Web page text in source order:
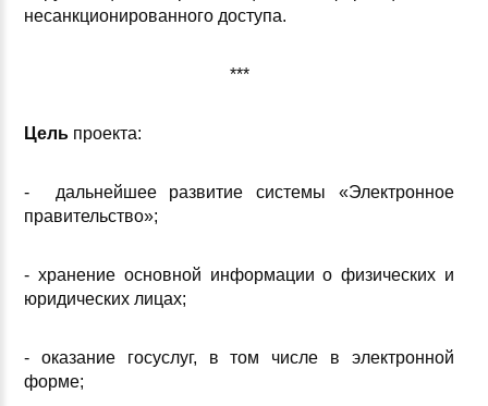
несанкционированного доступа.
***
Цель проекта:
- дальнейшее развитие системы «Электронное
правительство»;
- хранение основной информации о физических и
юридических лицах;
- оказание госуслуг, в том числе в электронной
форме;